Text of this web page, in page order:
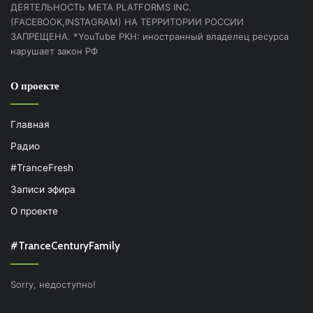
ДЕЯТЕЛЬНОСТЬ МЕТА PLATFORMS INC.
(FACEBOOK,INSTAGRAM) НА ТЕРРИТОРИИ РОССИИ
ЗАПРЕЩЕНА. *YouTube РКН: иностранный владелец ресурса
нарушает закон РФ
О проекте
Главная
Радио
#TranceFresh
Записи эфира
О проекте
#TranceCenturyFamily
Sorry, недоступно!